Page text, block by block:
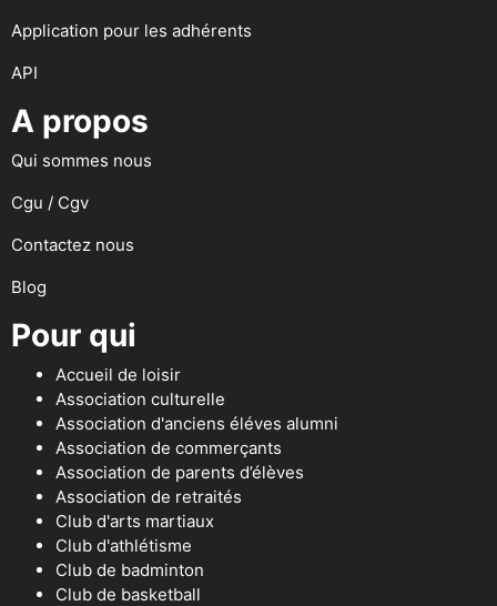
Application pour les adhérents
API
A propos
Qui sommes nous
Cgu / Cgv
Contactez nous
Blog
Pour qui
Accueil de loisir
Association culturelle
Association d'anciens éléves alumni
Association de commerçants
Association de parents d’élèves
Association de retraités
Club d'arts martiaux
Club d'athlétisme
Club de badminton
Club de basketball